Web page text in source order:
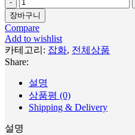
장바구니
Compare
Add to wishlist
카테고리: 잡화, 전체상품
Share:
설명
상품평 (0)
Shipping & Delivery
설명